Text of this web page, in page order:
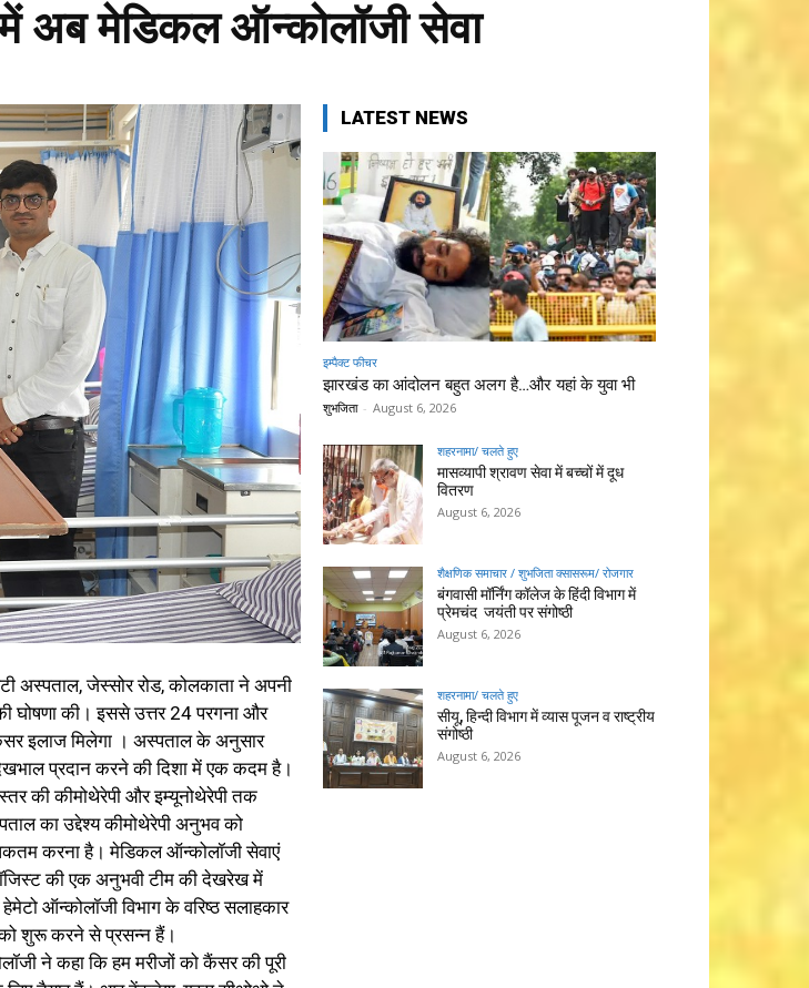
में अब मेडिकल ऑन्कोलॉजी सेवा
अस्पताल, जेस्सोर रोड, कोलकाता ने अपनी
घोषणा की। इससे उत्तर 24 परगना और
इलाज मिलेगा । अस्पताल के अनुसार
प्रदान करने की दिशा में एक कदम है।
की कीमोथेरेपी और इम्यूनोथेरेपी तक
का उद्देश्य कीमोथेरेपी अनुभव को
करना है। मेडिकल ऑन्कोलॉजी सेवाएं
की एक अनुभवी टीम की देखरेख में
ऑन्कोलॉजी विभाग के वरिष्ठ सलाहकार
शुरू करने से प्रसन्न हैं।
ने कहा कि हम मरीजों को कैंसर की पूरी
LATEST NEWS
इम्पैक्ट फीचर
झारखंड का आंदोलन बहुत अलग है…और यहां के युवा भी
शुभजिता - August 6, 2026
शहरनामा/ चलते हुए
मासव्यापी श्रावण सेवा में बच्चों में दूध
वितरण
August 6, 2026
शैक्षणिक समाचार / शुभजिता क्सासरूम/ रोजगार
बंगवासी मॉर्निंग कॉलेज के हिंदी विभाग में
प्रेमचंद जयंती पर संगोष्ठी
August 6, 2026
शहरनामा/ चलते हुए
सीयू, हिन्दी विभाग में व्यास पूजन व राष्ट्रीय
संगोष्ठी
August 6, 2026